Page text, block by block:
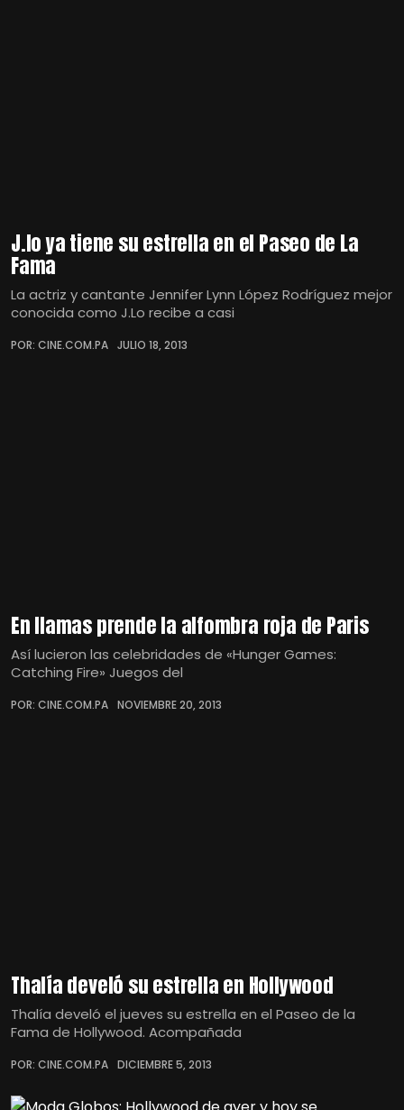
J.lo ya tiene su estrella en el Paseo de La
Fama
La actriz y cantante Jennifer Lynn López Rodríguez mejor
conocida como J.Lo recibe a casi
POR: CINE.COM.PA JULIO 18, 2013
En llamas prende la alfombra roja de Paris
Así lucieron las celebridades de «Hunger Games:
Catching Fire» Juegos del
POR: CINE.COM.PA NOVIEMBRE 20, 2013
Thalía develó su estrella en Hollywood
Thalía develó el jueves su estrella en el Paseo de la
Fama de Hollywood. Acompañada
POR: CINE.COM.PA DICIEMBRE 5, 2013